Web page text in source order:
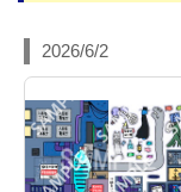
2026/6/2